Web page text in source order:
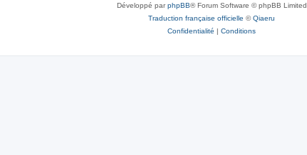
Développé parphpBB® Forum Software © phpBB Limited
Traduction française officielle ©Qiaeru
Confidentialité | Conditions